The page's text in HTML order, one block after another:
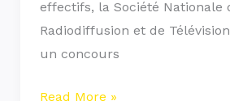
effectifs, la Société Nationale
Radiodiffusion et de
un concours
Read More »